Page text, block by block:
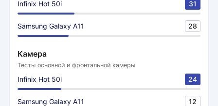
Infinix Hot 50i 31
Samsung Galaxy A11 28
Камера
Тесты основной и фронтальной камеры
Infinix Hot 50i 24
Samsung Galaxy A11 12